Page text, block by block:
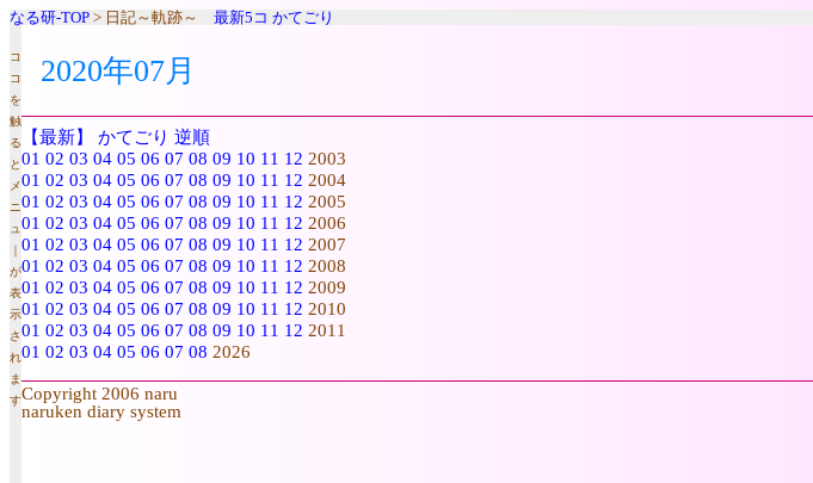
なる研-TOP > 日記～軌跡～ 最新5コ かてごり
コ
コ
を
触
る
と
メ
ニ
ュ
｜
が
表
示
さ
れ
ま
す
2020年07月
【最新】 かてごり 逆順
01 02 03 04 05 06 07 08 09 10 11 12 2003
01 02 03 04 05 06 07 08 09 10 11 12 2004
01 02 03 04 05 06 07 08 09 10 11 12 2005
01 02 03 04 05 06 07 08 09 10 11 12 2006
01 02 03 04 05 06 07 08 09 10 11 12 2007
01 02 03 04 05 06 07 08 09 10 11 12 2008
01 02 03 04 05 06 07 08 09 10 11 12 2009
01 02 03 04 05 06 07 08 09 10 11 12 2010
01 02 03 04 05 06 07 08 09 10 11 12 2011
01 02 03 04 05 06 07 08 2026
Copyright 2006 naru
naruken diary system